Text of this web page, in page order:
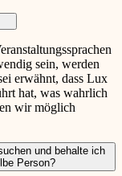
sein, werden
erwähnt, dass Lux
hat, was wahrlich
wir möglich
und behalte ich
Person?